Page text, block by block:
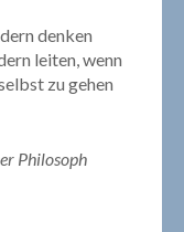
denken
leiten, wenn
zu gehen
Philosoph